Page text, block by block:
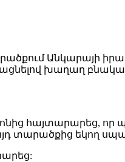
Անկարայի
խաղաղ
հայտարարեց, որ
տարածքից եկող